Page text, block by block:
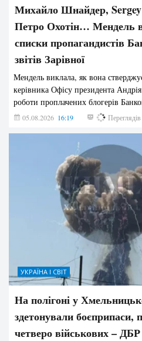
Михайло Шнайдер,
Петро Охотін… Мендель
списки пропагандистів
звітів Зарівної
Мендель виклала, як вона
керівника Офісу президента
роботи проплачених блогерів
05.08.2026 16:19 193 Переглядів
УКРАЇНА І СВІТ
На полігоні у
здетонували боєприпаси,
четверо військових – ДБР